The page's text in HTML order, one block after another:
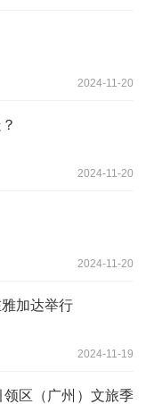
2024-11-20
2024-11-20
2024-11-20
加达举行
2024-11-19
区（广州）文旅季